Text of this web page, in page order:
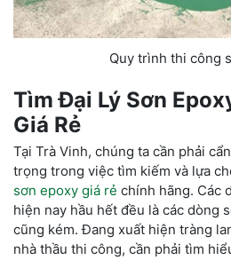
Quy trình thi công
Tìm Đại Lý Sơn
Giá Rẻ
Tại Trà Vinh, chúng ta cần phải
trọng trong việc tìm kiếm và lựa
sơn epoxy giá rẻ chính hãng. Các
hiện nay hầu hết đều là các dòng
cũng kém. Đang xuất hiện tràng
nhà thầu thi công, cần phải tìm